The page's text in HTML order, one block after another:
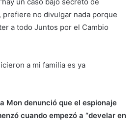
prefiere no divulgar nada porque
a todo Juntos por el Cambio
a mi familia es ya
Mon denunció que el espionaje
cuando empezó a “develar en